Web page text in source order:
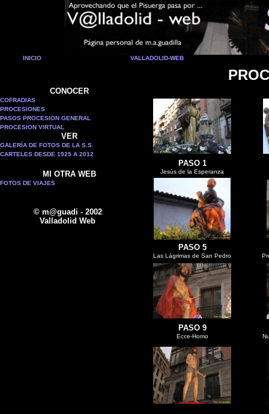
INICIO VALLADOLID-WEB
CONOCER
COFRADIAS
PROCESIONES
PASOS PROCESION GENERAL
PROCESION VIRTUAL
VER
GALERÍA DE FOTOS DE LA S.S.
CARTELES DESDE 1925 A 2012
MI OTRA WEB
FOTOS DE VIAJES
© m@guadi - 2002
Valladolid Web
PASO 1
Jesús de la Esperanza
PASO 5
Las Lágrimas de San Pedro
PASO 9
Ecce-Homo